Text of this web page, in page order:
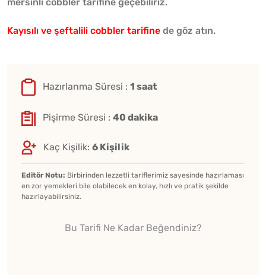
Kayısılı ve şeftalili cobbler tarifine de göz atın.
Hazırlanma Süresi : 1 saat
Pişirme Süresi : 40 dakika
Kaç Kişilik: 6 Kişilik
Editör Notu: Birbirinden lezzetli tariflerimiz sayesinde hazırlaması
en zor yemekleri bile olabilecek en kolay, hızlı ve pratik şekilde
hazırlayabilirsiniz.
Bu Tarifi Ne Kadar Beğendiniz?